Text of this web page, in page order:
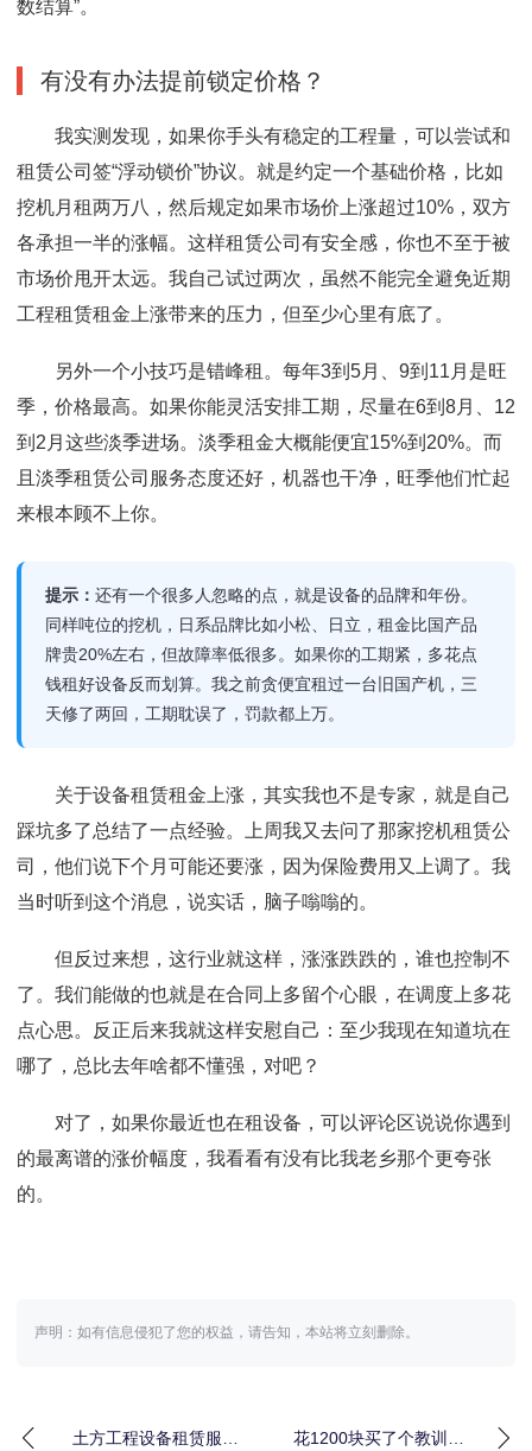
数结算”。
有没有办法提前锁定价格？
我实测发现，如果你手头有稳定的工程量，可以尝试和
租赁公司签“浮动锁价”协议。就是约定一个基础价格，比如
挖机月租两万八，然后规定如果市场价上涨超过10%，双方
各承担一半的涨幅。这样租赁公司有安全感，你也不至于被
市场价甩开太远。我自己试过两次，虽然不能完全避免近期
工程租赁租金上涨带来的压力，但至少心里有底了。
另外一个小技巧是错峰租。每年3到5月、9到11月是旺
季，价格最高。如果你能灵活安排工期，尽量在6到8月、12
到2月这些淡季进场。淡季租金大概能便宜15%到20%。而
且淡季租赁公司服务态度还好，机器也干净，旺季他们忙起
来根本顾不上你。
提示： 还有一个很多人忽略的点，就是设备的品牌和年份。
同样吨位的挖机，日系品牌比如小松、日立，租金比国产品
牌贵20%左右，但故障率低很多。如果你的工期紧，多花点
钱租好设备反而划算。我之前贪便宜租过一台旧国产机，三
天修了两回，工期耽误了，罚款都上万。
关于设备租赁租金上涨，其实我也不是专家，就是自己
踩坑多了总结了一点经验。上周我又去问了那家挖机租赁公
司，他们说下个月可能还要涨，因为保险费用又上调了。我
当时听到这个消息，说实话，脑子嗡嗡的。
但反过来想，这行业就这样，涨涨跌跌的，谁也控制不
了。我们能做的也就是在合同上多留个心眼，在调度上多花
点心思。反正后来我就这样安慰自己：至少我现在知道坑在
哪了，总比去年啥都不懂强，对吧？
对了，如果你最近也在租设备，可以评论区说说你遇到
的最离谱的涨价幅度，我看看有没有比我老乡那个更夸张
的。
声明：如有信息侵犯了您的权益，请告知，本站将立刻删除。
土方工程设备租赁服务
花1200块买了个教训：